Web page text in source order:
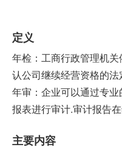
定义
年检：工商行政管理机
认公司继续经营资格的法
年审：企业可以通过专
报表进行审计.审计报告
主要内容